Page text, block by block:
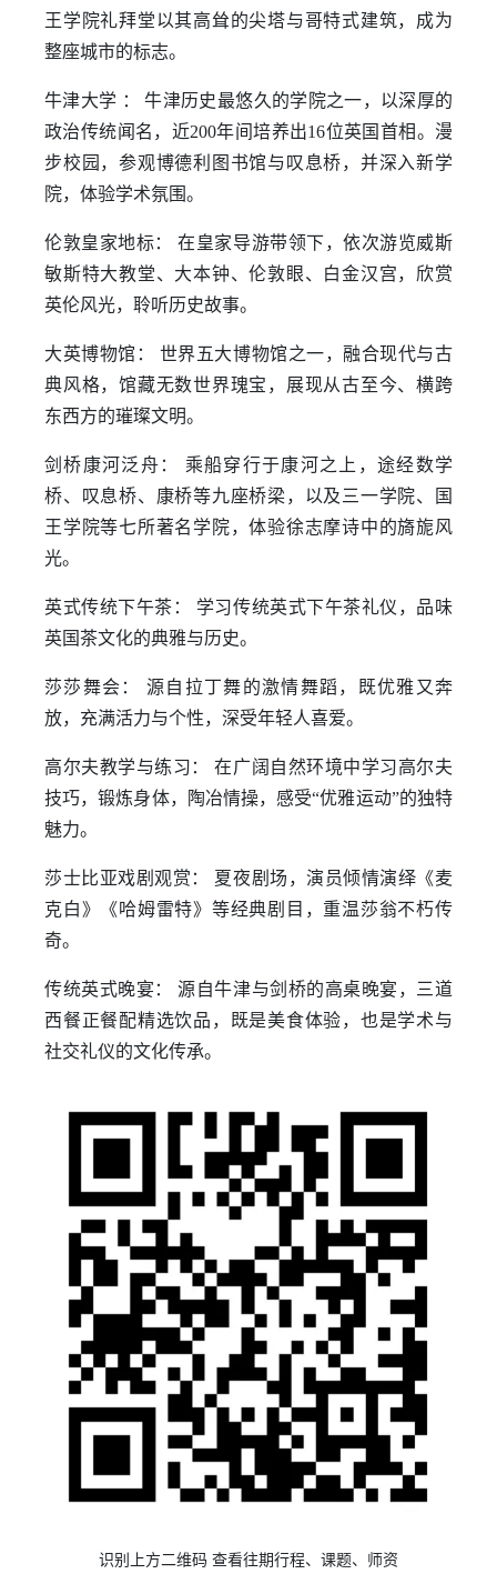
王学院礼拜堂以其高耸的尖塔与哥特式建筑，成为
整座城市的标志。
牛津大学 ： 牛津历史最悠久的学院之一，以深厚的
政治传统闻名，近200年间培养出16位英国首相。漫
步校园，参观博德利图书馆与叹息桥，并深入新学
院，体验学术氛围。
伦敦皇家地标： 在皇家导游带领下，依次游览威斯
敏斯特大教堂、大本钟、伦敦眼、白金汉宫，欣赏
英伦风光，聆听历史故事。
大英博物馆： 世界五大博物馆之一，融合现代与古
典风格，馆藏无数世界瑰宝，展现从古至今、横跨
东西方的璀璨文明。
剑桥康河泛舟： 乘船穿行于康河之上，途经数学
桥、叹息桥、康桥等九座桥梁，以及三一学院、国
王学院等七所著名学院，体验徐志摩诗中的旖旎风
光。
英式传统下午茶： 学习传统英式下午茶礼仪，品味
英国茶文化的典雅与历史。
莎莎舞会： 源自拉丁舞的激情舞蹈，既优雅又奔
放，充满活力与个性，深受年轻人喜爱。
高尔夫教学与练习： 在广阔自然环境中学习高尔夫
技巧，锻炼身体，陶冶情操，感受“优雅运动”的独特
魅力。
莎士比亚戏剧观赏： 夏夜剧场，演员倾情演绎《麦
克白》《哈姆雷特》等经典剧目，重温莎翁不朽传
奇。
传统英式晚宴： 源自牛津与剑桥的高桌晚宴，三道
西餐正餐配精选饮品，既是美食体验，也是学术与
社交礼仪的文化传承。
识别上方二维码 查看往期行程、课题、师资